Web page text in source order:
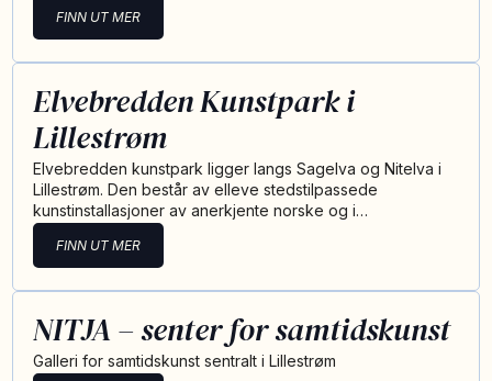
FINN UT MER
Elvebredden Kunstpark i
Lillestrøm
Elvebredden kunstpark ligger langs Sagelva og Nitelva i
Lillestrøm. Den består av elleve stedstilpassede
kunstinstallasjoner av anerkjente norske og i…
FINN UT MER
NITJA – senter for samtidskunst
Galleri for samtidskunst sentralt i Lillestrøm